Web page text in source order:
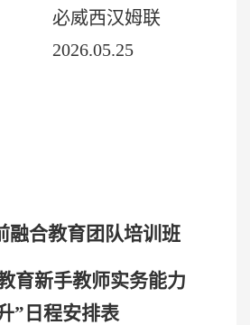
西汉姆联
融合教育团队培训班
育新手教师实务能力
”日程安排表